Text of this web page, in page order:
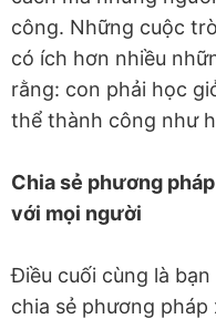
công. Những cuộc
có ích hơn nhiều
rằng: con phải học
thể thành công như
Chia sẻ phương
với mọi người
Điều cuối cùng là bạn
chia sẻ phương pháp